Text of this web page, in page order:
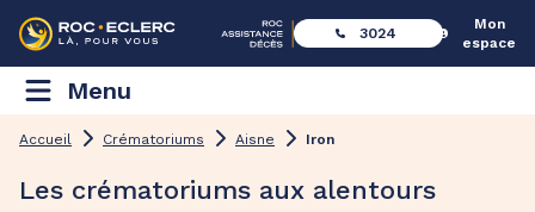
3024
Mon
espace
Menu
Accueil Crématoriums Aisne Iron
Les crématoriums aux alentours